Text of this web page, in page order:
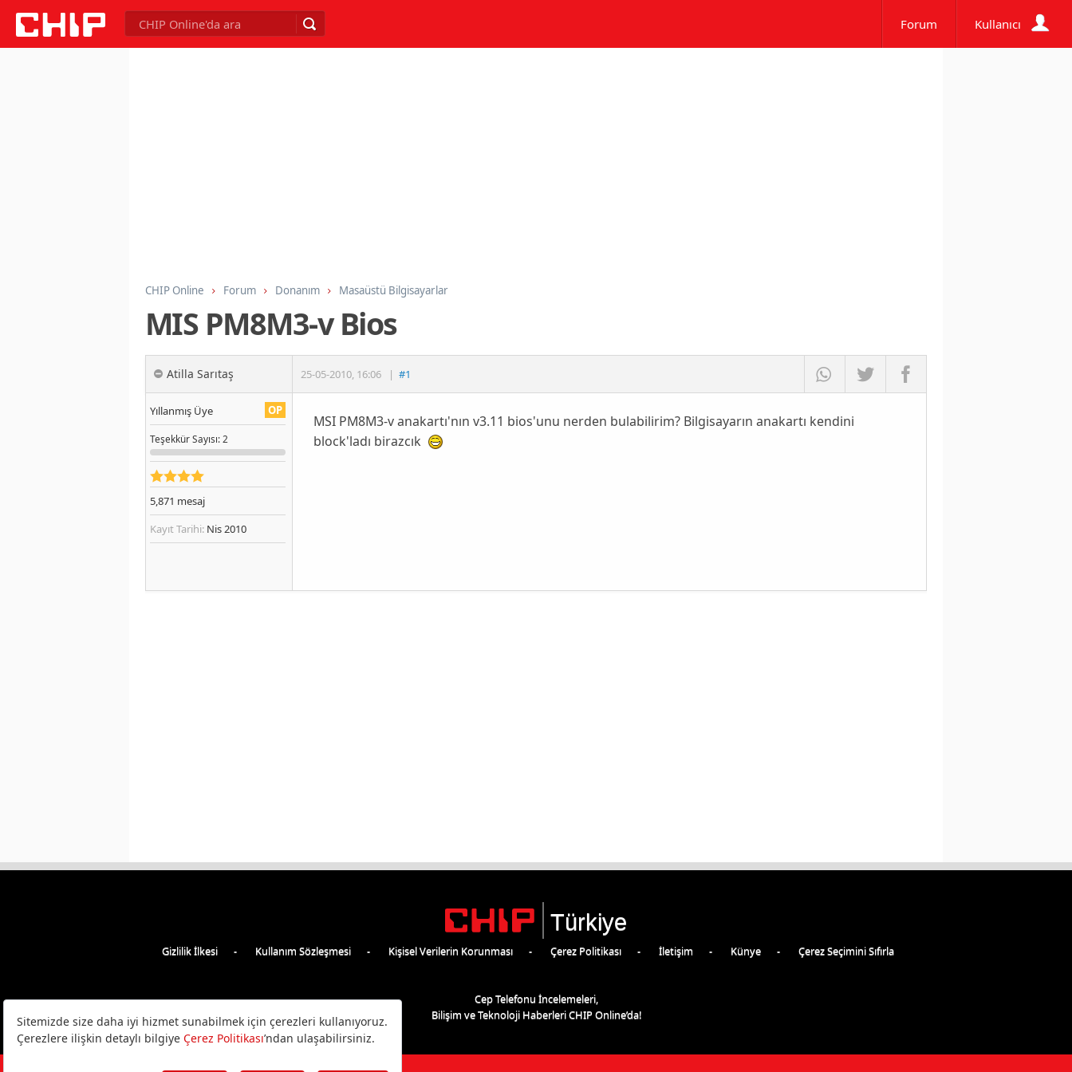
Forum Kullanıcı
CHIP Online Forum Donanım Masaüstü Bilgisayarlar
MIS PM8M3-v Bios
Atilla Sarıtaş 25-05-2010, 16:06 | #1
OP
Yıllanmış Üye
TeşekkürSayısı: 2
5,871 mesaj
Kayıt Tarihi: Nis 2010
MSI PM8M3-v anakartı'nın v3.11 bios'unu nerden bulabilirim? Bilgisayarın anakartı kendini
block'ladı birazcık
Türkiye
Gizlilik İlkesi Kullanım Sözleşmesi Kişisel Verilerin Korunması Çerez Politikası İletişim Künye Çerez Seçimini Sıfırla
Cep Telefonu İncelemeleri,
Bilişim ve Teknoloji Haberleri CHIP Online’da!